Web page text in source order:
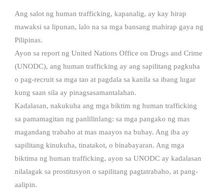
Ang salot ng human trafficking, kapanalig, ay kay hirap
mawaksi sa lipunan, lalo na sa mga bansang mahirap gaya ng
Pilipinas.
Ayon sa report ng United Nations Office on Drugs and Crime
(UNODC), ang human trafficking ay ang sapilitang pagkuha
o pag-recruit sa mga tao at pagdala sa kanila sa ibang lugar
kung saan sila ay pinagsasamantalahan.
Kadalasan, nakukuha ang mga biktim ng human trafficking
sa pamamagitan ng panlilinlang: sa mga pangako ng mas
magandang trabaho at mas maayos na buhay. Ang iba ay
sapilitang kinukuha, tinatakot, o binabayaran. Ang mga
biktima ng human trafficking, ayon sa UNODC ay kadalasan
nilalagak sa prostitusyon o sapilitang pagtatrabaho, at pang-
aalipin.